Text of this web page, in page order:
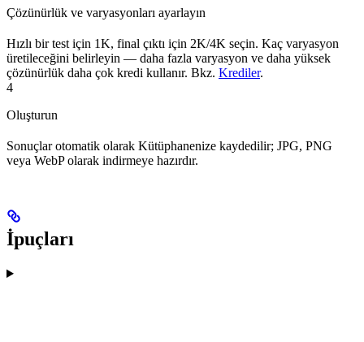
Çözünürlük ve varyasyonları ayarlayın
Hızlı bir test için 1K, final çıktı için 2K/4K seçin. Kaç varyasyon
üretileceğini belirleyin — daha fazla varyasyon ve daha yüksek
çözünürlük daha çok kredi kullanır. Bkz. Krediler.
4
Oluşturun
Sonuçlar otomatik olarak Kütüphanenize kaydedilir; JPG, PNG
veya WebP olarak indirmeye hazırdır.
İpuçları